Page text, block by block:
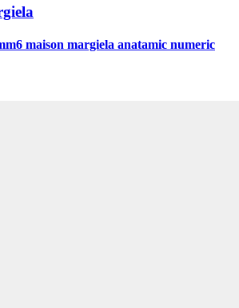
maison margiela anatamic numeric